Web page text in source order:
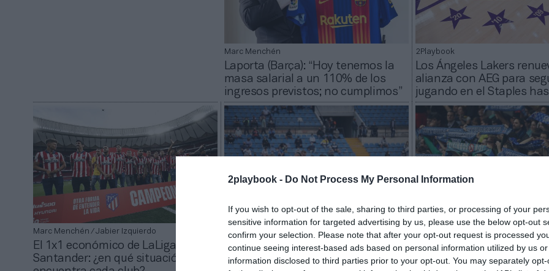
2playbook - Do Not Process My Personal Information
If you wish to opt-out of the sale, sharing to third parties, or processing of your
sensitive information for targeted advertising by us, please use the below opt-out
confirm your selection. Please note that after your opt-out request is processed
continue seeing interest-based ads based on personal information utilized by us
information disclosed to third parties prior to your opt-out. You may separately
Marc Menchén
Laporta (Barça): “Hoy tenemos la
masa salarial a un 110% de los
ingresos previstos; no cumplimos”
2Playbook
Los Ángeles Lakers
alianza con AEG para
jugando en el Staples
Marc Menchén / Jabier Izquierdo
El 1x1 económico de LaLiga
Santander: ¿en qué situación se
2Playbook
El Hércules CF ampliará capital
hasta 4,3 millones tras descender
2Playbook
El ‘Estu’ busca apoyo
el descenso a LEB y